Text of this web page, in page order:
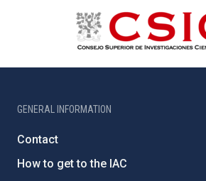
GENERAL INFORMATION
Contact
How to get to the IAC